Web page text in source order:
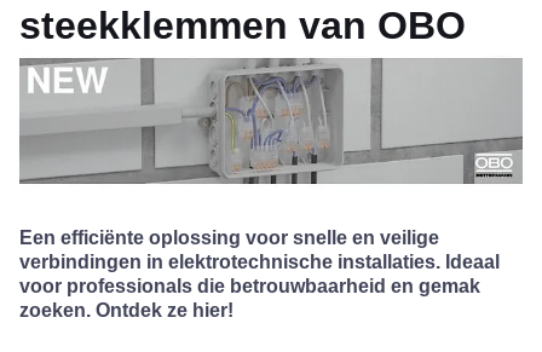
steekklemmen van OBO
Een efficiënte oplossing voor snelle en veilige
verbindingen in elektrotechnische installaties. Ideaal
voor professionals die betrouwbaarheid en gemak
zoeken. Ontdek ze hier!